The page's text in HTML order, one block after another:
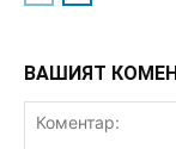
ВАШИЯТ